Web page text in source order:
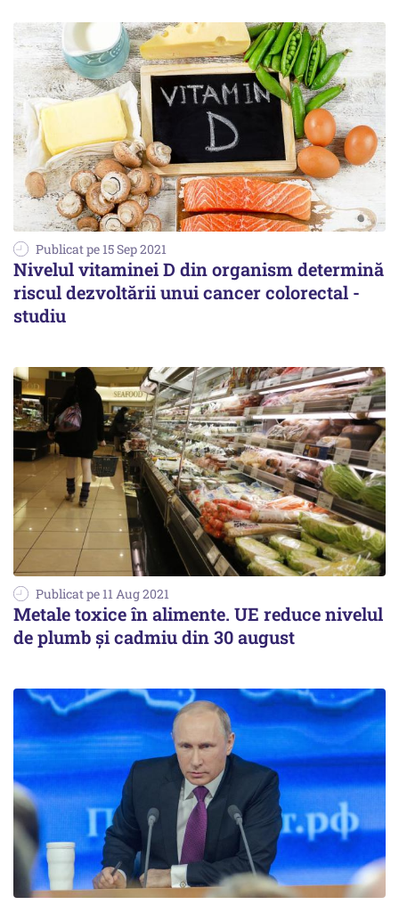
Publicat pe 15 Sep 2021
Nivelul vitaminei D din organism determină
riscul dezvoltării unui cancer colorectal -
studiu
Publicat pe 11 Aug 2021
Metale toxice în alimente. UE reduce nivelul
de plumb și cadmiu din 30 august